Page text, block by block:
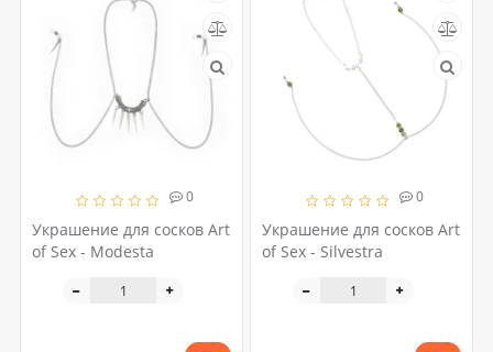
0
Украшение для сосков Art
of Sex - Modesta
0
Украшение для сосков Art
of Sex - Silvestra